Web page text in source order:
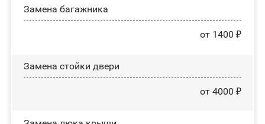
Замена багажника
от 1400 ₽
Зaмeнa cтoйĸи двepи
от 4000 ₽